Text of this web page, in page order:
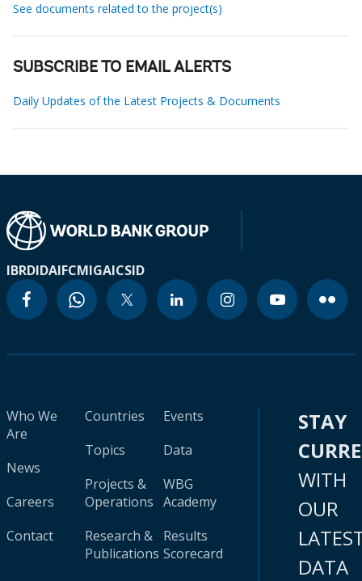
See documents related to the project(s)
SUBSCRIBE TO EMAIL ALERTS
Daily Updates of the Latest Projects & Documents
IBRDIDAIFCMIGAICSID
Who We
Are
News
Careers
Contact
Countries
Topics
Projects &
Operations
Research &
Publications
Events
Data
WBG
Academy
Results
Scorecard
STAY
WITH
OUR
DATA